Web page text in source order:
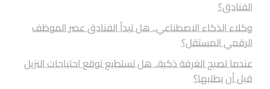
الفنادق؟
وكلاء الذكاء الاصطناعي.. هل تبدأ الفنادق عصر الموظف
الرقمي المستقل؟
عندما تصبح الغرفة ذكية.. هل تستطيع توقع احتياجات النزيل
قبل أن يطلبها؟